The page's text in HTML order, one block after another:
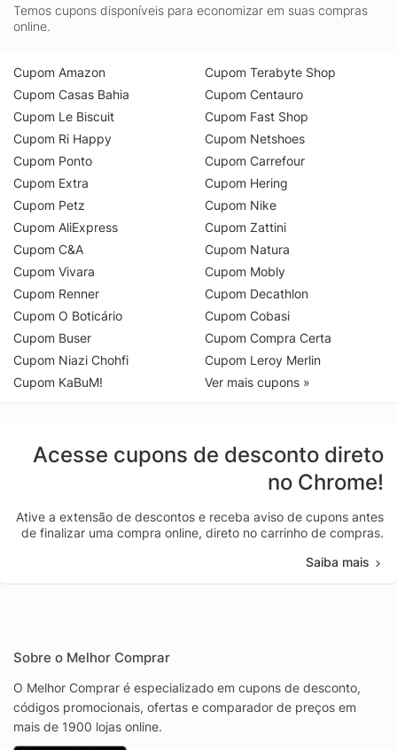
Temos cupons disponíveis para economizar em suas compras
online.
Cupom Amazon
Cupom Casas Bahia
Cupom Le Biscuit
Cupom Ri Happy
Cupom Ponto
Cupom Extra
Cupom Petz
Cupom AliExpress
Cupom C&A
Cupom Vivara
Cupom Renner
Cupom O Boticário
Cupom Buser
Cupom Niazi Chohfi
Cupom KaBuM!
Cupom Terabyte Shop
Cupom Centauro
Cupom Fast Shop
Cupom Netshoes
Cupom Carrefour
Cupom Hering
Cupom Nike
Cupom Zattini
Cupom Natura
Cupom Mobly
Cupom Decathlon
Cupom Cobasi
Cupom Compra Certa
Cupom Leroy Merlin
Ver mais cupons »
Acesse cupons de desconto direto
no Chrome!
Ative a extensão de descontos e receba aviso de cupons antes
de finalizar uma compra online, direto no carrinho de compras.
Saiba mais
Sobre o Melhor Comprar
O Melhor Comprar é especializado em cupons de desconto,
códigos promocionais, ofertas e comparador de preços em
mais de 1900 lojas online.